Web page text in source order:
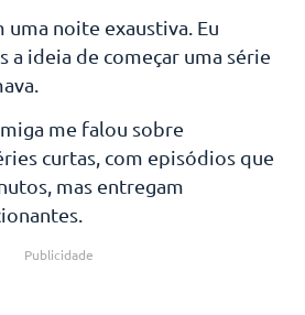
uma noite exaustiva. Eu
a ideia de começar uma série
me falou sobre
curtas, com episódios que
mas entregam
Publicidade